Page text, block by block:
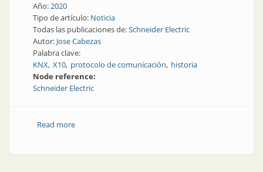
Año:2020
Tipo de artículo: Noticia
Todas las publicaciones de:Schneider Electric
Autor: Jose Cabezas
Palabra clave:
KNX X10 protocolo de comunicación historia
Node reference:
Schneider Electric
Read moreabout Historia de la domótica: desarrollo del estándar